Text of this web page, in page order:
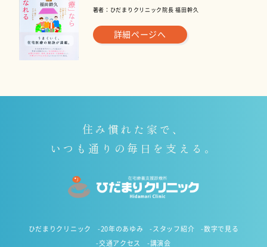
著者：ひだまりクリニック院長 福田幹久
詳細ページへ
住み慣れた家で、
いつも通りの毎日を支える。
ひだまりクリニック -20年のあゆみ -スタッフ紹介 -数字で見る
-交通アクセス -講演会